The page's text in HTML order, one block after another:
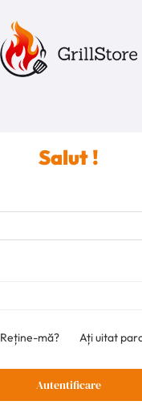
Salut !
Reține-mă? Ați uitat
Autentificare